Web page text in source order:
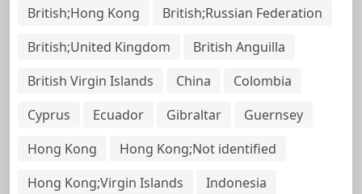
British;Hong Kong
British;Russian Federation
British;United Kingdom
British Anguilla
British Virgin Islands
China
Colombia
Cyprus
Ecuador Gibraltar
Guernsey
Hong Kong
Hong Kong;Not identified
Hong Kong;Virgin Islands
Indonesia